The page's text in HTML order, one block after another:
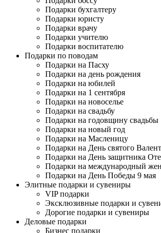
Подарки бухгалтеру
Подарки юристу
Подарки врачу
Подарки учителю
Подарки воспитателю
Подарки по поводам
Подарки на Пасху
Подарки на день рождения
Подарки на юбилей
Подарки на 1 сентября
Подарки на новоселье
Подарки на свадьбу
Подарки на годовщину свадьбы
Подарки на новый год
Подарки на Масленицу
Подарки на День святого
Подарки на День защитника
Подарки на международный
Подарки на День Победы 9 мая
Элитные подарки и сувениры
VIP подарки
Эксклюзивные подарки и
Дорогие подарки и сувениры
Деловые подарки
Бизнес подарки